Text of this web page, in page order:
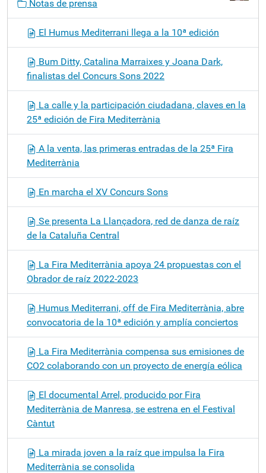
n
Notas de prensa
El Humus Mediterrani llega a la 10ª edición
Bum Ditty, Catalina Marraixes y Joana Dark,
finalistas del Concurs Sons 2022
La calle y la participación ciudadana, claves en la
25ª edición de Fira Mediterrània
A la venta, las primeras entradas de la 25ª Fira
Mediterrània
En marcha el XV Concurs Sons
Se presenta La Llançadora, red de danza de raíz
de la Cataluña Central
La Fira Mediterrània apoya 24 propuestas con el
Obrador de raíz 2022-2023
Humus Mediterrani, off de Fira Mediterrània, abre
convocatoria de la 10ª edición y amplía conciertos
La Fira Mediterrània compensa sus emisiones de
CO2 colaborando con un proyecto de energía eólica
El documental Arrel, producido por Fira
Mediterrània de Manresa, se estrena en el Festival
Càntut
La mirada joven a la raíz que impulsa la Fira
Mediterrània se consolida